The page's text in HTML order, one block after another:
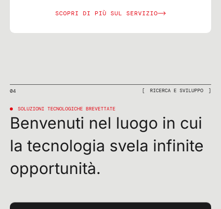
SCOPRI DI PIÙ SUL SERVIZIO
04 RICERCA E SVILUPPO
SOLUZIONI TECNOLOGICHE BREVETTATE
Benvenuti nel luogo in cui
la tecnologia svela infinite
opportunità.